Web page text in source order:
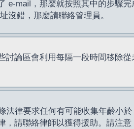
e-mail，那麼就按照其中的步驟
沒錯，那麼請聯絡管理員。
論區會利用每隔一段時間移除
法律要求任何有可能收集年齡小
請聯絡律師以獲得援助。請注